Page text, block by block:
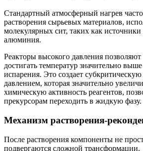
Стандартный атмосферный нагрев
растворения сырьевых материалов,
молекулярных сит, таких как
алюминия.
Реакторы высокого давления позволяют
достигать температур значительно
испарения. Это создает
давлением, которая значительно
химическую активность реагентов,
прекурсорам переходить в жидкую фазу.
Механизм растворения-
После растворения компоненты не
подвергаются сложной трансформации.